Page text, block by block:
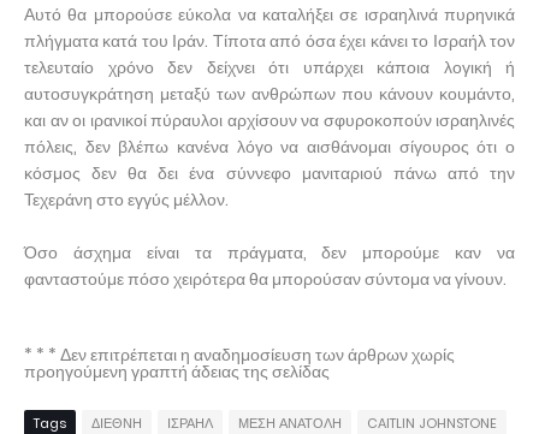
Αυτό θα μπορούσε εύκολα να καταλήξει σε ισραηλινά πυρηνικά
πλήγματα κατά του Ιράν. Τίποτα από όσα έχει κάνει το Ισραήλ τον
τελευταίο χρόνο δεν δείχνει ότι υπάρχει κάποια λογική ή
αυτοσυγκράτηση μεταξύ των ανθρώπων που κάνουν κουμάντο,
και αν οι ιρανικοί πύραυλοι αρχίσουν να σφυροκοπούν ισραηλινές
πόλεις, δεν βλέπω κανένα λόγο να αισθάνομαι σίγουρος ότι ο
κόσμος δεν θα δει ένα σύννεφο μανιταριού πάνω από την
Τεχεράνη στο εγγύς μέλλον.
Όσο άσχημα είναι τα πράγματα, δεν μπορούμε καν να
φανταστούμε πόσο χειρότερα θα μπορούσαν σύντομα να γίνουν.
* * * Δεν επιτρέπεται η αναδημοσίευση των άρθρων χωρίς
προηγούμενη γραπτή άδειας της σελίδας
Tags ΔΙΕΘΝΗ ΙΣΡΑΗΛ ΜΕΣΗ ΑΝΑΤΟΛΗ
CAITLIN JOHNSTONE